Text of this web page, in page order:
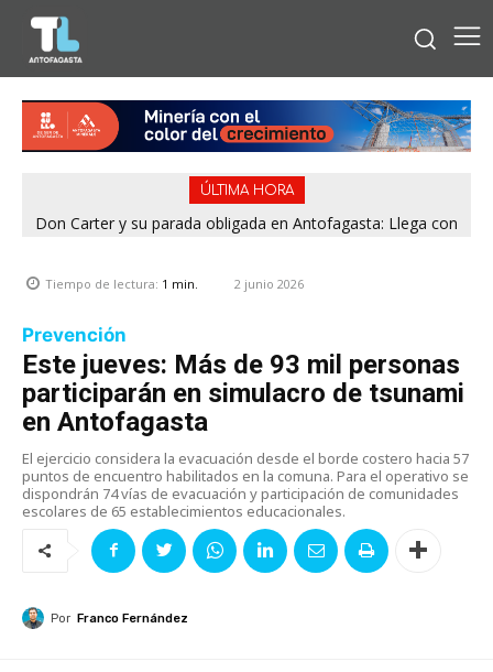
ÚLTIMA HORA
Don Carter y su parada obligada en Antofagasta: Llega con
Tiempo de lectura: 1 min. 2 junio 2026
Prevención
Este jueves: Más de 93 mil personas
participarán en simulacro de tsunami
en Antofagasta
El ejercicio considera la evacuación desde el borde costero hacia 57
puntos de encuentro habilitados en la comuna. Para el operativo se
dispondrán 74 vías de evacuación y participación de comunidades
escolares de 65 establecimientos educacionales.
Por Franco Fernández